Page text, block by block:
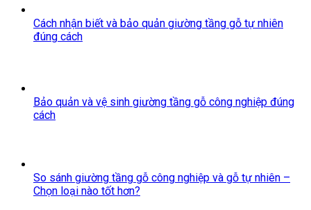
Cách nhận biết và bảo quản giường tầng gỗ tự nhiên
đúng cách
Bảo quản và vệ sinh giường tầng gỗ công nghiệp đúng
cách
So sánh giường tầng gỗ công nghiệp và gỗ tự nhiên –
Chọn loại nào tốt hơn?